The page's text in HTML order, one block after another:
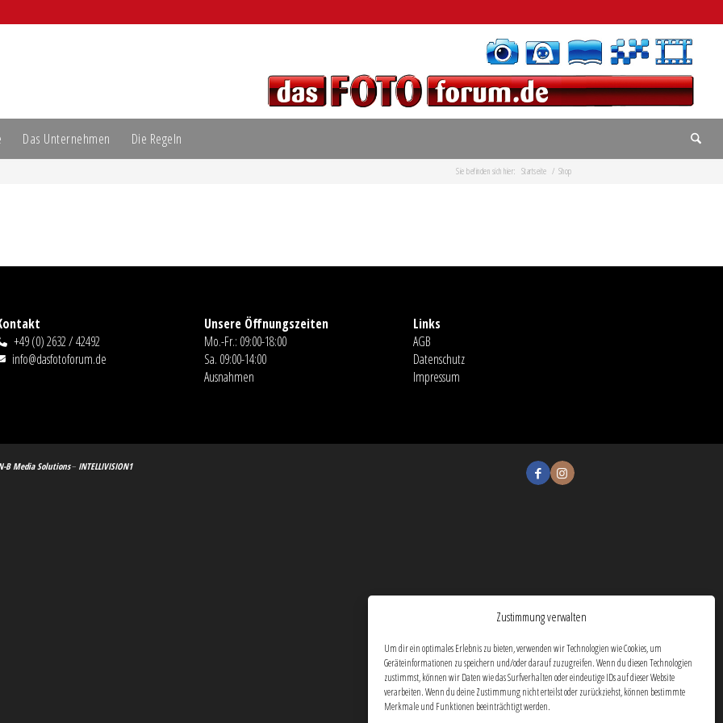
Zustimmung verwalten
Um dir ein optimales Erlebnis zu bieten, verwenden wir Technologien wie Cookies, um
Geräteinformationen zu speichern und/oder darauf zuzugreifen. Wenn du diesen Technologien
zustimmst, können wir Daten wie das Surfverhalten oder eindeutige IDs auf dieser Website
verarbeiten. Wenn du deine Zustimmung nicht erteilst oder zurückziehst, können bestimmte
Merkmale und Funktionen beeinträchtigt werden.
Das Unternehmen Die Regeln
Sie befinden sich hier: Startseite / Shop
+49 (0) 2632 / 42492
info@dasfotoforum.de
Unsere Öffnungszeiten
Mo.-Fr.: 09:00-18:00
Sa. 09:00-14:00
Ausnahmen
Links
AGB
Datenschutz
Impressum
B Media Solutions– INTELLIVISION1